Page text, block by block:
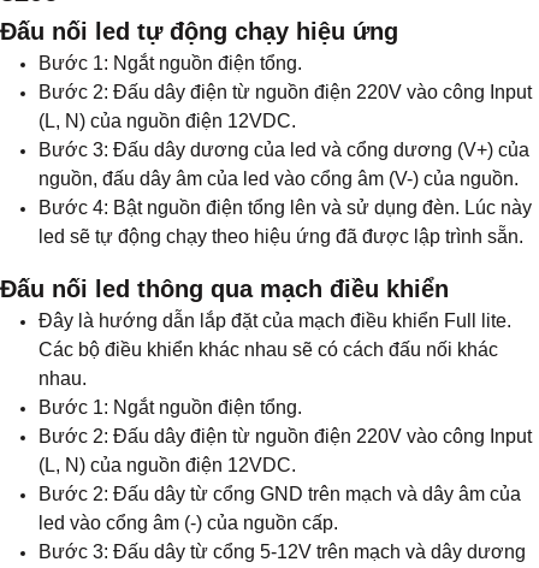
Đấu nối led tự động chạy hiệu ứng
Bước 1: Ngắt nguồn điện tổng.
Bước 2: Đấu dây điện từ nguồn điện 220V vào công Input
(L, N) của nguồn điện 12VDC.
Bước 3: Đấu dây dương của led và cổng dương (V+) của
nguồn, đấu dây âm của led vào cổng âm (V-) của nguồn.
Bước 4: Bật nguồn điện tổng lên và sử dụng đèn. Lúc này
led sẽ tự động chạy theo hiệu ứng đã được lập trình sẵn.
​Đấu nối led thông qua mạch điều khiển
Đây là hướng dẫn lắp đặt của mạch điều khiển Full lite.
Các bộ điều khiển khác nhau sẽ có cách đấu nối khác
nhau.
Bước 1: Ngắt nguồn điện tổng.
Bước 2: Đấu dây điện từ nguồn điện 220V vào công Input
(L, N) của nguồn điện 12VDC.
Bước 2: Đấu dây từ cổng GND trên mạch và dây âm của
led vào cổng âm (-) của nguồn cấp.
Bước 3: Đấu dây từ cổng 5-12V trên mạch và dây dương